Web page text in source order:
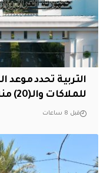
للملاكات والـ(20) منه للطلبة
قبل 8 ساعات